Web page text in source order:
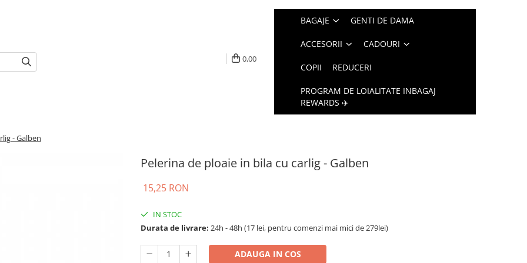
0,00
BAGAJE GENTI DE DAMA
ACCESORII CADOURI
COPII REDUCERI
PROGRAM DE LOIALITATE INBAGAJ
REWARDS ✈️
- Galben
Pelerina de ploaie in bila cu carlig - Galben
15,25 RON
IN STOC
Durata de livrare: 24h - 48h (17 lei, pentru comenzi mai mici de 279lei)
ADAUGA IN COS